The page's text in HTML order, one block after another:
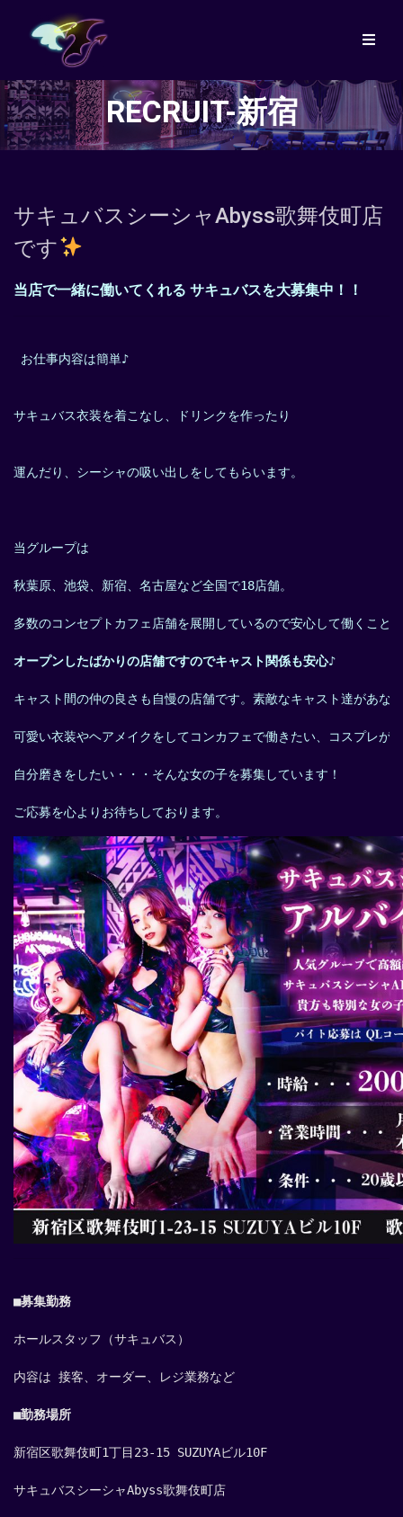
RECRUIT-新宿
サキュバスシーシャAbyss歌舞伎町店
です
当店で一緒に働いてくれる サキュバスを大募集中！！
お仕事内容は簡単♪
サキュバス衣装を着こなし、ドリンクを作ったり
運んだり、シーシャの吸い出しをしてもらいます。
当グループは
秋葉原、池袋、新宿、名古屋など全国で18店舗。
多数のコンセプトカフェ店舗を展開しているので安心して働くこと
オープンしたばかりの店舗ですのでキャスト関係も安心♪
キャスト間の仲の良さも自慢の店舗です。素敵なキャスト達があな
可愛い衣装やヘアメイクをしてコンカフェで働きたい、コスプレが
自分磨きをしたい・・・そんな女の子を募集しています！
ご応募を心よりお待ちしております。
■募集勤務
ホールスタッフ（サキュバス）
内容は 接客、オーダー、レジ業務など
■勤務場所
新宿区歌舞伎町1丁目23-15 SUZUYAビル10F
サキュバスシーシャAbyss歌舞伎町店